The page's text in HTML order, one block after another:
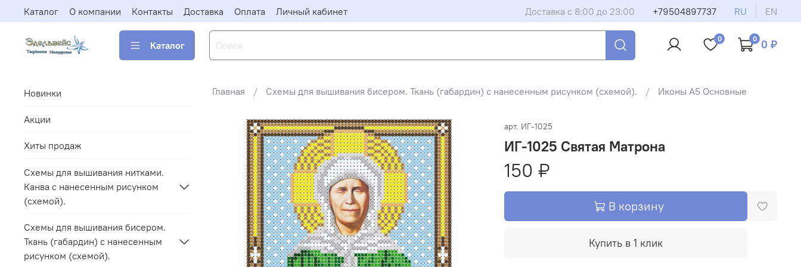
Каталог О компании Контакты Доставка Оплата Личный кабинет Доставка с 8:00 до 23:00 +79504897737 RU EN
Каталог
0 0 0 ₽
Главная Схемы для вышивания бисером. Ткань (габардин) с нанесенным рисунком (схемой). Иконы А5 Основные
арт. ИГ-1025
ИГ-1025 Святая Матрона
150 ₽
В корзину
Купить в 1 клик
Новинки
Акции
Хиты продаж
Схемы для вышивания нитками.
Канва с нанесенным рисунком
(схемой).
Схемы для вышивания бисером.
Ткань (габардин) с нанесенным
рисунком (схемой).